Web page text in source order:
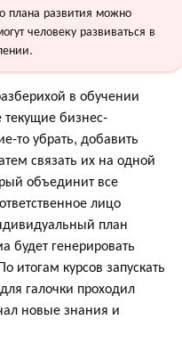
плана развития можно
человеку развиваться в
в обучении
текущие бизнес-
то убрать, добавить
связать их на одной
объединит все
лицо
план
будет генерировать
итогам курсов запускать
галочки проходил
новые знания и